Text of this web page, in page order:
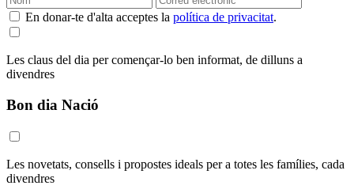
En donar-te d'alta acceptes la política de privacitat.
Les claus del dia per començar-lo ben informat, de dilluns a
divendres
Bon dia Nació
Les novetats, consells i propostes ideals per a totes les famílies, cada
divendres